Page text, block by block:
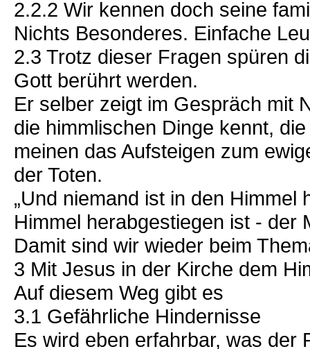
2.2.2 Wir kennen doch seine
Nichts Besonderes. Einfache
2.3 Trotz dieser Fragen spüren
Gott berührt werden.
Er selber zeigt im Gespräch mit
die himmlischen Dinge kennt,
meinen das Aufsteigen zum
der Toten.
„Und niemand ist in den
Himmel herabgestiegen ist - der
Damit sind wir wieder beim
3 Mit Jesus in der Kirche dem
Auf diesem Weg gibt es
3.1 Gefährliche Hindernisse
Es wird eben erfahrbar, was der